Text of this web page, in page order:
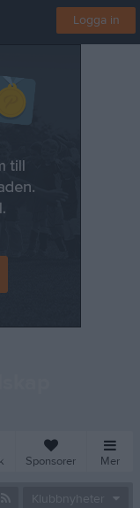
Logga in
Sponsorer Mer
Klubbnyheter